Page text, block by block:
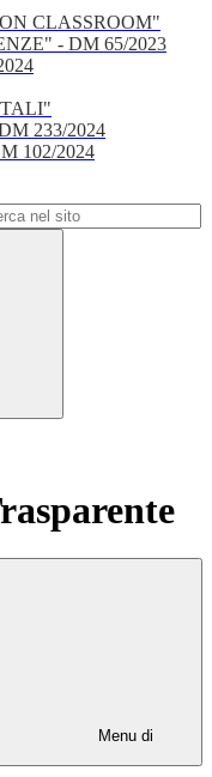
CLASSROOM"
- DM 65/2023
233/2024
102/2024
Menu di